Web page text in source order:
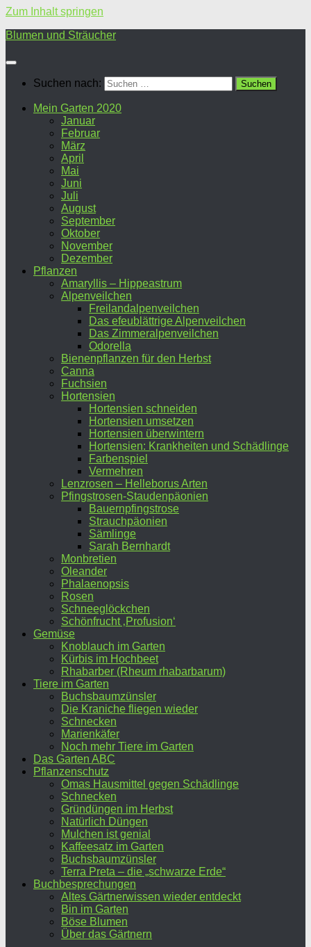
Zum Inhalt springen
Blumen und Sträucher
Suchen nach:
Mein Garten 2020
Januar
Februar
März
April
Mai
Juni
Juli
August
September
Oktober
November
Dezember
Pflanzen
Amaryllis – Hippeastrum
Alpenveilchen
Freilandalpenveilchen
Das efeublättrige Alpenveilchen
Das Zimmeralpenveilchen
Odorella
Bienenpflanzen für den Herbst
Canna
Fuchsien
Hortensien
Hortensien schneiden
Hortensien umsetzen
Hortensien überwintern
Hortensien: Krankheiten und Schädlinge
Farbenspiel
Vermehren
Lenzrosen – Helleborus Arten
Pfingstrosen-Staudenpäonien
Bauernpfingstrose
Strauchpäonien
Sämlinge
Sarah Bernhardt
Monbretien
Oleander
Phalaenopsis
Rosen
Schneeglöckchen
Schönfrucht ‚Profusion‘
Gemüse
Knoblauch im Garten
Kürbis im Hochbeet
Rhabarber (Rheum rhabarbarum)
Tiere im Garten
Buchsbaumzünsler
Die Kraniche fliegen wieder
Schnecken
Marienkäfer
Noch mehr Tiere im Garten
Das Garten ABC
Pflanzenschutz
Omas Hausmittel gegen Schädlinge
Schnecken
Gründüngen im Herbst
Natürlich Düngen
Mulchen ist genial
Kaffeesatz im Garten
Buchsbaumzünsler
Terra Preta – die „schwarze Erde“
Buchbesprechungen
Altes Gärtnerwissen wieder entdeckt
Bin im Garten
Böse Blumen
Über das Gärtnern